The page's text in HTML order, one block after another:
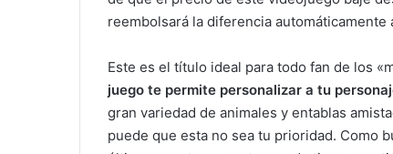
reembolsará la diferencia
Este es el título ideal para todo fan de los
juego te permite personalizar a tu
gran variedad de animales y entablas
puede que esta no sea tu prioridad. Como